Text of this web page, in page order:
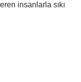
insanlarla sıkı